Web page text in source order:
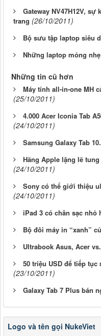
Gateway NV47H12V,
trang (26/10/2011)
Bộ sưu tập laptop siêu
Những laptop mỏng
Những tin cũ hơn
Máy tính all-in-one MH
(25/10/2011)
4.000 Acer Iconia Tab
(24/10/2011)
Samsung Galaxy Tab
Hãng Apple lặng lẽ
(24/10/2011)
Sony có thể giới thiệu
(24/10/2011)
iPad 3 có chân sạc nhỏ
Bộ đôi máy in “xanh”
Ultrabook Asus, Acer
50 triệu USD để tiếp
(23/10/2011)
Galaxy Tab 7 Plus bán
Logo và tên gọi NukeViet